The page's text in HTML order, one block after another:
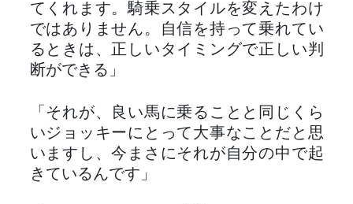
てくれます。騎乗スタイルを変えたわけ
ではありません。自信を持って乗れてい
るときは、正しいタイミングで正しい判
断ができる」
「それが、良い馬に乗ることと同じくら
いジョッキーにとって大事なことだと思
いますし、今まさにそれが自分の中で起
きているんです」